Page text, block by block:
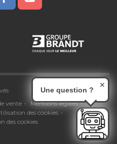
vente
Mentions légales
des cookies
des cookies
Une question ?
✕